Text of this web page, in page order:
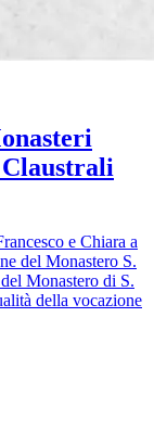
e Chiara a
del Monastero S.
Monastero di S.
della vocazione